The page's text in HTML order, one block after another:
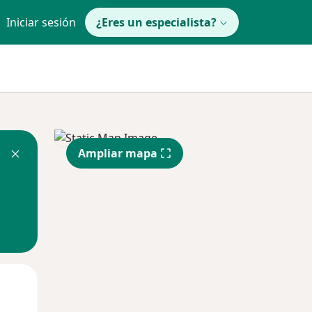
Iniciar sesión ¿Eres un especialista?
Ampliar mapa